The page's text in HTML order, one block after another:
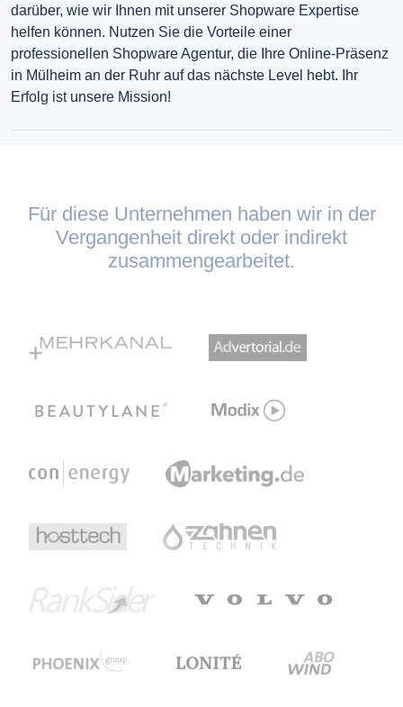
darüber, wie wir Ihnen mit unserer Shopware Expertise
helfen können. Nutzen Sie die Vorteile einer
professionellen Shopware Agentur, die Ihre Online-Präsenz
in Mülheim an der Ruhr auf das nächste Level hebt. Ihr
Erfolg ist unsere Mission!
Für diese Unternehmen haben wir in der
Vergangenheit direkt oder indirekt
zusammengearbeitet.